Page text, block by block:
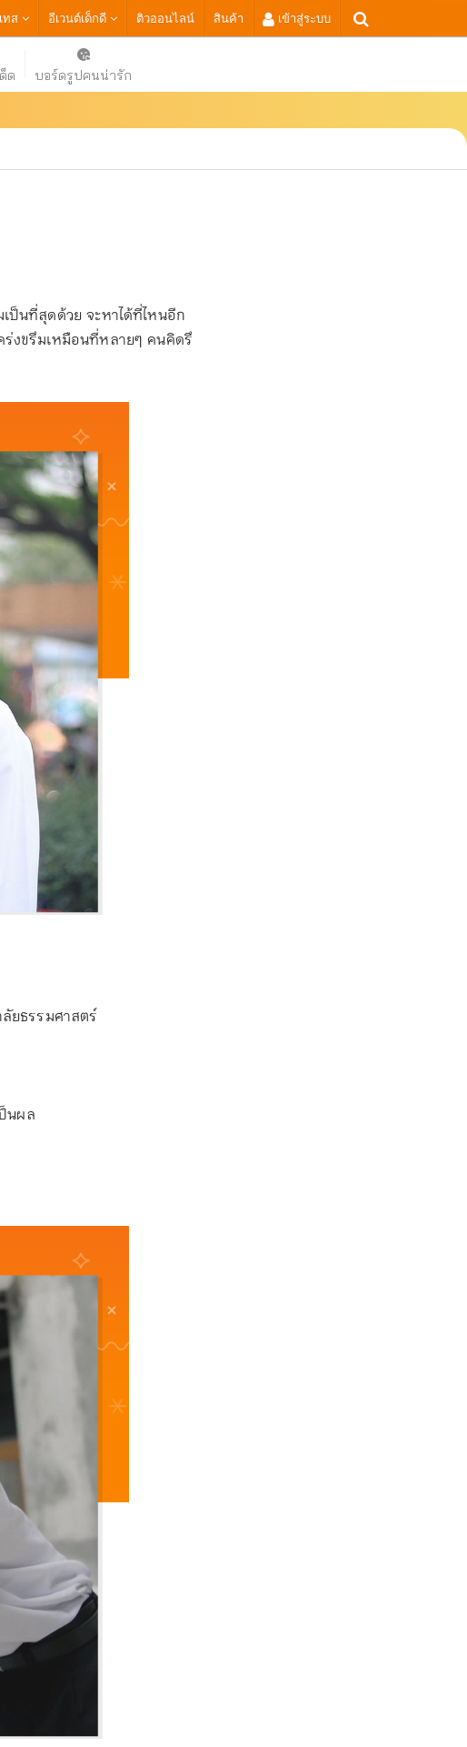
ทส อีเวนต์เด็กดี ติวออนไลน์ สินค้า เข้าสู่ระบบ
ด บอร์ดรูปคนน่ารัก
นที่สุดด้วย จะหาได้ที่ไหนอีก
งขรึมเหมือนที่หลายๆ คนคิดรึ
ยธรรมศาสตร์
นผล